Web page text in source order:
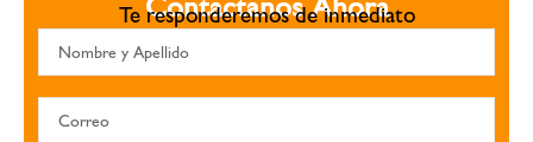
Te responderemos de inmediato